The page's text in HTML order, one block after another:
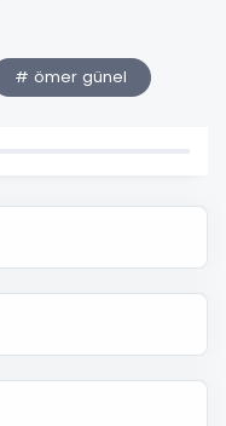
# ömer günel